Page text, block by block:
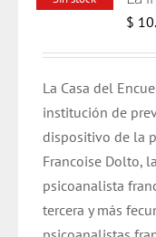
$
La Casa del
institución de
dispositivo de la
Francoise Dolto,
psicoanalista
tercera y más